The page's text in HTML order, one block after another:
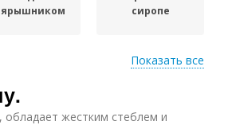
сиропе
Показать все
жестким стеблем и